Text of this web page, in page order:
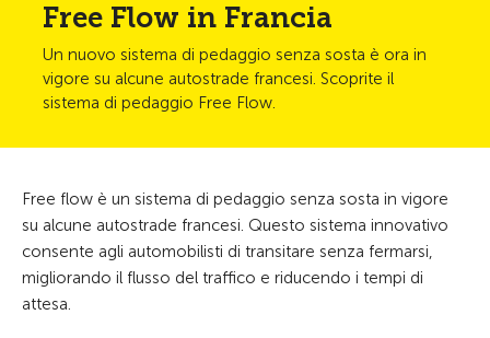
Free Flow in Francia
Un nuovo sistema di pedaggio senza sosta è ora in
vigore su alcune autostrade francesi. Scoprite il
sistema di pedaggio Free Flow.
Free flow è un sistema di pedaggio senza sosta in vigore
su alcune autostrade francesi. Questo sistema innovativo
consente agli automobilisti di transitare senza fermarsi,
migliorando il flusso del traffico e riducendo i tempi di
attesa.